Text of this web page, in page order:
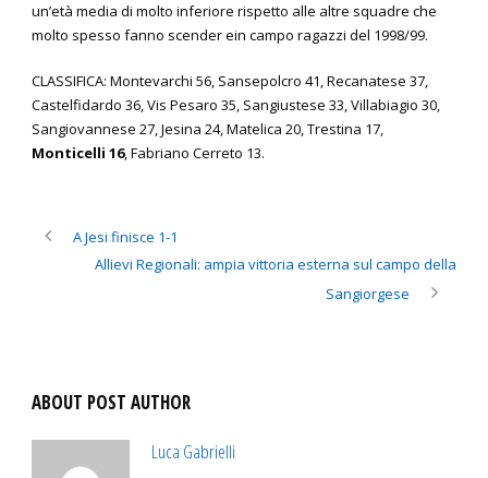
un’età media di molto inferiore rispetto alle altre squadre che
molto spesso fanno scender ein campo ragazzi del 1998/99.
CLASSIFICA: Montevarchi 56, Sansepolcro 41, Recanatese 37,
Castelfidardo 36, Vis Pesaro 35, Sangiustese 33, Villabiagio 30,
Sangiovannese 27, Jesina 24, Matelica 20, Trestina 17,
Monticelli 16, Fabriano Cerreto 13.
A Jesi finisce 1-1
Allievi Regionali: ampia vittoria esterna sul campo della
Sangiorgese
ABOUT POST AUTHOR
Luca Gabrielli